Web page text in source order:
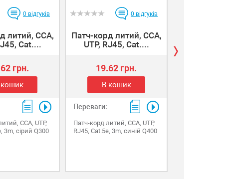
0 відгуків
литий, CCA,
Cat....
грн.
CCA, UTP,
3m, сірий Q300
0 відгуків
Патч-корд литий, CCA,
UTP, RJ45, Cat....
19.62 грн.
В кошик
Переваги:
Патч-корд литий, CCA, UTP,
RJ45, Cat.5e, 3m, синій Q400